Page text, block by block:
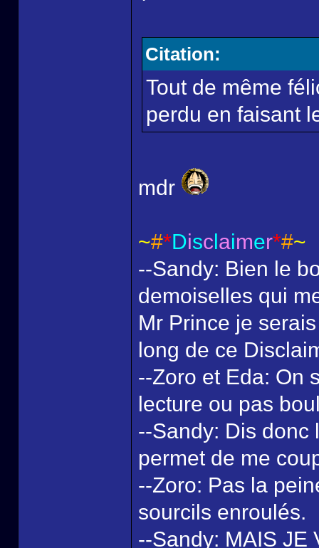
Citation:
Tout de même
perdu en faisant
mdr
~#*Disclaimer*#~
--Sandy: Bien le
demoiselles qui
Mr Prince je
long de ce
--Zoro et Eda: On
lecture ou pas
--Sandy: Dis donc
permet de me
--Zoro: Pas la
sourcils enroulés.
--Sandy: MAIS JE